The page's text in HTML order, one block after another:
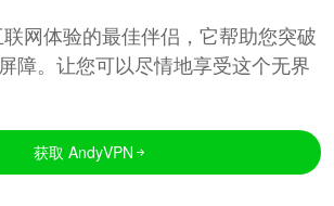
网体验的最佳伴侣，它帮助您突破
障。让您可以尽情地享受这个无界
获取 AndyVPN